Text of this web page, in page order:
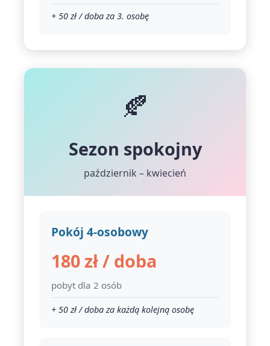
+ 50 zł / doba za 3. osobę
🍂
Sezon spokojny
październik – kwiecień
Pokój 4-osobowy
180 zł / doba
pobyt dla 2 osób
+ 50 zł / doba za każdą kolejną osobę